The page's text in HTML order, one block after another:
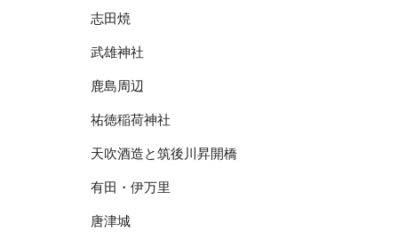
志田焼
武雄神社
鹿島周辺
祐徳稲荷神社
天吹酒造と筑後川昇開橋
有田・伊万里
唐津城